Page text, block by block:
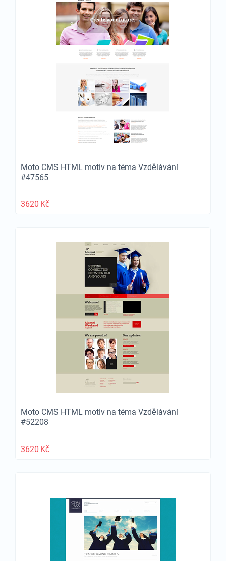
Moto CMS HTML motiv na téma Vzdělávání
#47565
3620 Kč
Moto CMS HTML motiv na téma Vzdělávání
#52208
3620 Kč